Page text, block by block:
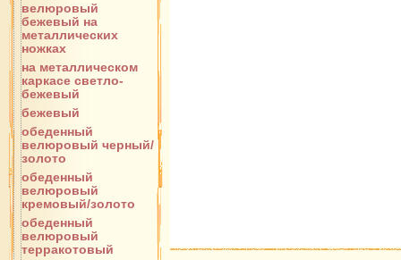
велюровый
бежевый на
металлических
ножках
на металлическом
каркасе светло-
бежевый
бежевый
обеденный
велюровый черный/
золото
обеденный
велюровый
кремовый/золото
обеденный
велюровый
терракотовый